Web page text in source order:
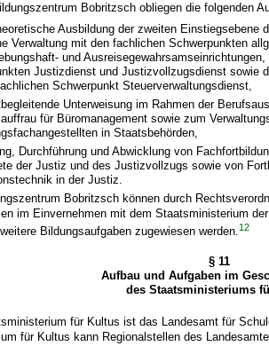
Bobritzsch obliegen die folgenden
Ausbildung der zweiten Einstiegsebene
Verwaltung mit den fachlichen Schwerpunkten
und
Justizdienst und Justizvollzugsdienst sowie
Schwerpunkt Steuerverwaltungsdienst,
Unterweisung im Rahmen der
für Büromanagement sowie zum
in Staatsbehörden,
Durchführung und Abwicklung von
der Justiz und des Justizvollzugs sowie von
in der Justiz.
Bobritzsch können durch
im Einvernehmen mit dem Staatsministerium
Bildungsaufgaben zugewiesen werden.12
§ 11
Aufbau und Aufgaben im
des Staatsministeriums
für Kultus ist das Landesamt für
für Kultus kann Regionalstellen des